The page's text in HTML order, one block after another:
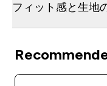
フィット感と生地